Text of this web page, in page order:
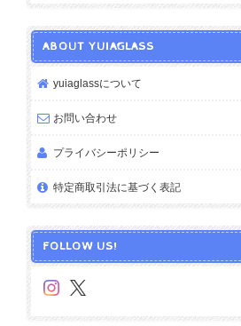
ABOUT YUIAGLASS
yuiaglassについて
お問い合わせ
プライバシーポリシー
特定商取引法に基づく表記
FOLLOW US!